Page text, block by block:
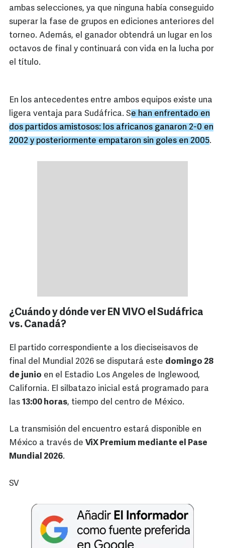
ambas selecciones, ya que ninguna había conseguido
superar la fase de grupos en ediciones anteriores del
torneo. Además, el ganador obtendrá un lugar en los
octavos de final y continuará con vida en la lucha por
el título.
En los antecedentes entre ambos equipos existe una
ligera ventaja para Sudáfrica. Se han enfrentado en
dos partidos amistosos: los africanos ganaron 2-0 en
2002 y posteriormente empataron sin goles en 2005.
¿Cuándo y dónde ver EN VIVO el Sudáfrica
vs. Canadá?
El partido correspondiente a los dieciseisavos de
final del Mundial 2026 se disputará este domingo 28
de junio en el Estadio Los Angeles de Inglewood,
California. El silbatazo inicial está programado para
las 13:00 horas, tiempo del centro de México.
La transmisión del encuentro estará disponible en
México a través de ViX Premium mediante el Pase
Mundial 2026.
SV